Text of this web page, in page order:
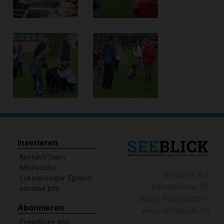
Inserieren
Kontakt/Team
Mediadoku
Lokalanzeiger Egnach
amriswil.info
Abonnieren
Freiwilliges Abo